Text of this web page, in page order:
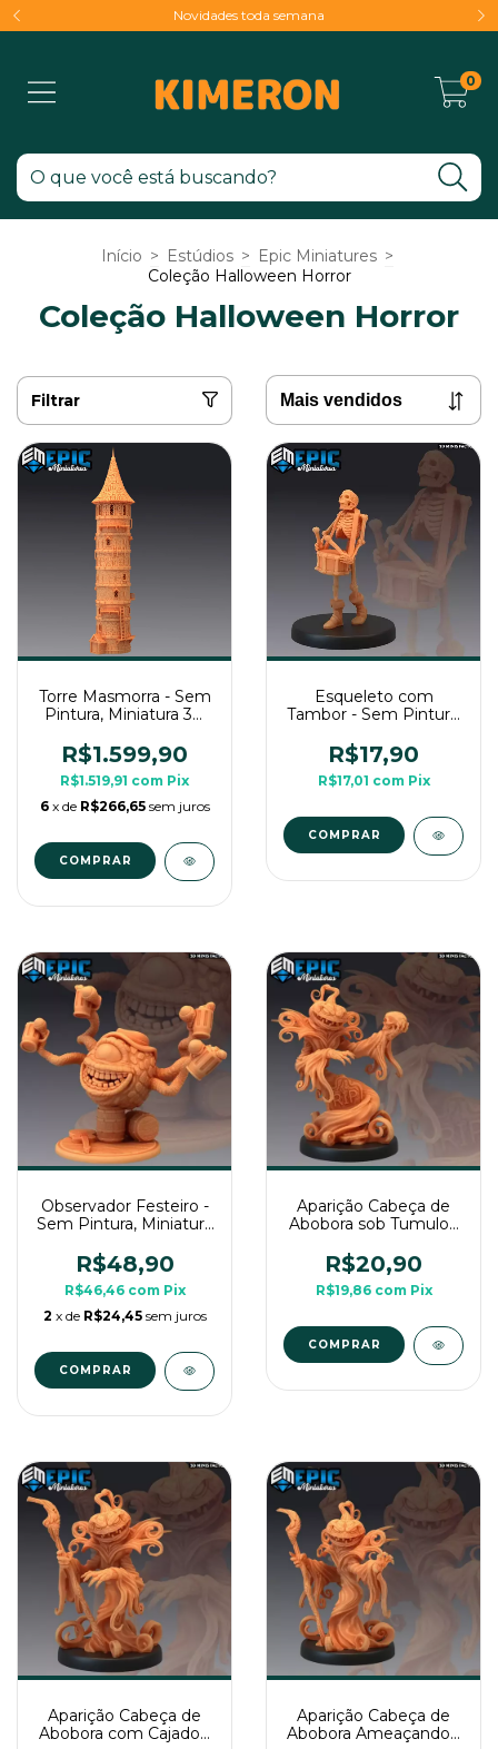
Novidades toda semana
0
Início > Estúdios > Epic Miniatures >
Coleção Halloween Horror
Coleção Halloween Horror
Filtrar
Torre Masmorra - Sem
Pintura, Miniatura 3D
Mesa
R$1.599,90
R$1.519,91 com Pix
6 x de R$266,65 sem juros
Esqueleto com
Tambor - Sem Pintura,
Para RPG de Mesa
R$17,90
R$17,01 com Pix
COMPRAR
Observador Festeiro -
Sem Pintura, Miniatura
de Mesa
R$48,90
R$46,46 com Pix
2 x de R$24,45 sem juros
Aparição Cabeça de
Abobora sob Tumulo -
3D Médio Para RPG
de Mesa
R$20,90
R$19,86 com Pix
COMPRAR
Aparição Cabeça de
Abobora com Cajado -
Aparição Cabeça de
Abobora Ameaçando -